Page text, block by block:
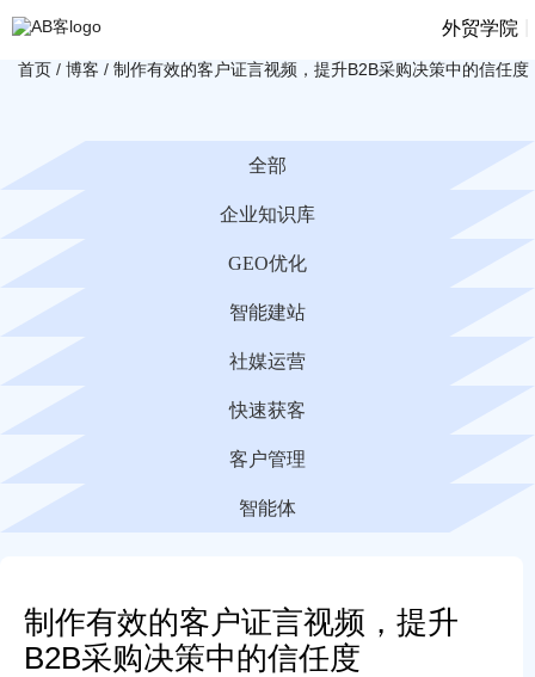
外贸学院
首页 / 博客 / 制作有效的客户证言视频，提升B2B采购决策中的信任度
全部
企业知识库
GEO优化
智能建站
社媒运营
快速获客
客户管理
智能体
制作有效的客户证言视频，提升
B2B采购决策中的信任度